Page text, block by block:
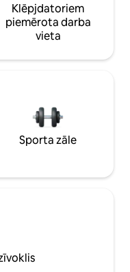
Klēpjdatoriem
piemērota darba
vieta
Sporta zāle